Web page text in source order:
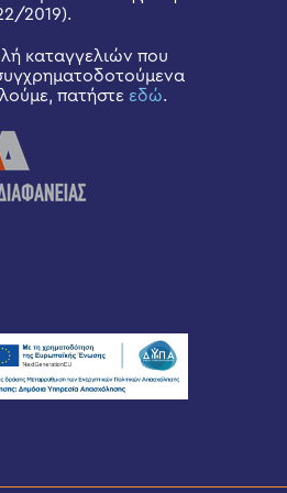
2019).
καταγγελιών που
πατήστε εδώ.